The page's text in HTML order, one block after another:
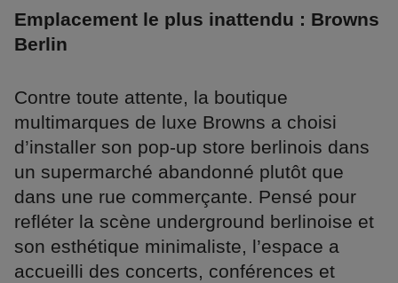
Emplacement le plus inattendu : Browns
Berlin
Contre toute attente, la boutique
multimarques de luxe Browns a choisi
d’installer son pop-up store berlinois dans
un supermarché abandonné plutôt que
dans une rue commerçante. Pensé pour
refléter la scène underground berlinoise et
son esthétique minimaliste, l’espace a
accueilli des concerts, conférences et